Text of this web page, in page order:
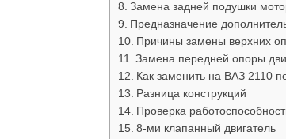
Замена задней подушки
Предназначение
Причины замены верхних
Замена передней опоры
Как заменить на ВАЗ 2110
Разница конструкций
Проверка
8-ми клапанный двигатель